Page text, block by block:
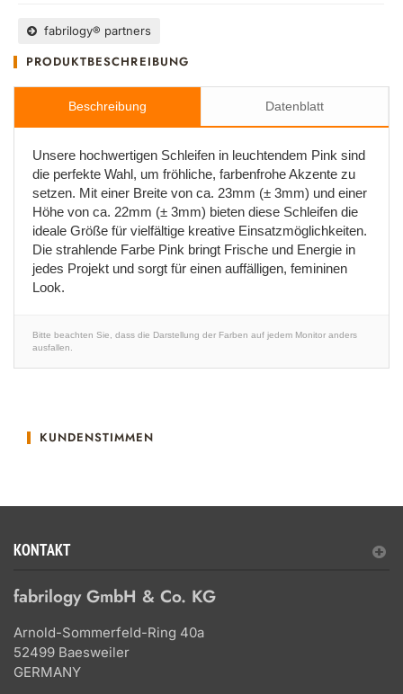
fabrilogy® partners
PRODUKTBESCHREIBUNG
Beschreibung Datenblatt
Unsere hochwertigen Schleifen in leuchtendem Pink sind
die perfekte Wahl, um fröhliche, farbenfrohe Akzente zu
setzen. Mit einer Breite von ca. 23mm (± 3mm) und einer
Höhe von ca. 22mm (± 3mm) bieten diese Schleifen die
ideale Größe für vielfältige kreative Einsatzmöglichkeiten.
Die strahlende Farbe Pink bringt Frische und Energie in
jedes Projekt und sorgt für einen auffälligen, femininen
Look.
Bitte beachten Sie, dass die Darstellung der Farben auf jedem Monitor anders
ausfallen.
KUNDENSTIMMEN
KONTAKT
fabrilogy GmbH & Co. KG
Arnold-Sommerfeld-Ring 40a
52499 Baesweiler
GERMANY